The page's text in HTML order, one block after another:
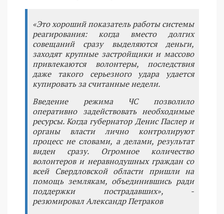
«Это хороший показатель работы системы
реагирования: когда вместо долгих
совещаний сразу выделяются деньги,
заходят крупные застройщики и массово
привлекаются волонтеры, последствия
даже такого серьезного удара удается
купировать за считанные недели.
Введение режима ЧС позволило
оперативно задействовать необходимые
ресурсы. Когда губернатор Денис Паслер и
органы власти лично контролируют
процесс не словами, а делами, результат
виден сразу. Огромное количество
волонтеров и неравнодушных граждан со
всей Свердловской области пришли на
помощь землякам, объединившись ради
поддержки пострадавших», -
резюмировал Александр Петраков